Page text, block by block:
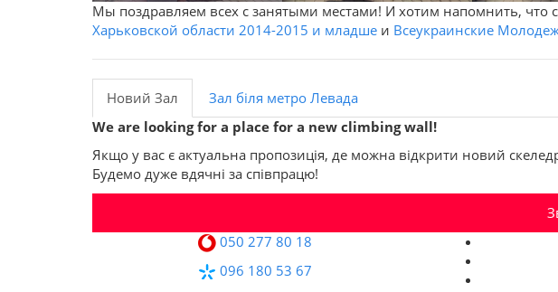
Мы поздравляем всех с занятыми местами! И хотим напомнить, что
Харьковской области 2014-2015 и младше и Всеукраинские
Новий Зал
Зал біля метро Левада
We are looking for a place for a new climbing wall!
Якщо у вас є актуальна пропозиція, де можна відкрити новий
Будемо дуже вдячні за співпрацю!
050 277 80 18
096 180 53 67